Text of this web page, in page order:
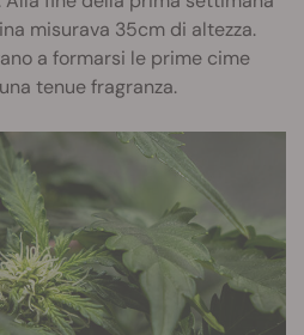
misurava 35cm di altezza.
a formarsi le prime cime
tenue fragranza.